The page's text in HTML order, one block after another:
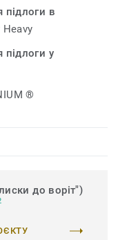
підлоги в
Heavy
у
®
до воріт")